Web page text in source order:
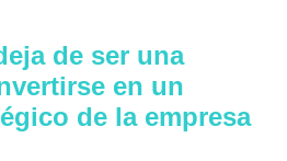
de ser una
en un
de la empresa